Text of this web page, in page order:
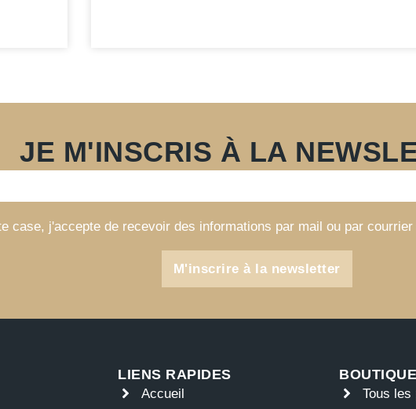
JE M'INSCRIS À LA
case, j'accepte de recevoir des informations par mail ou par
M'inscrire à la newsletter
LIENS RAPIDES
Accueil
BOUTIQUE
Tous les